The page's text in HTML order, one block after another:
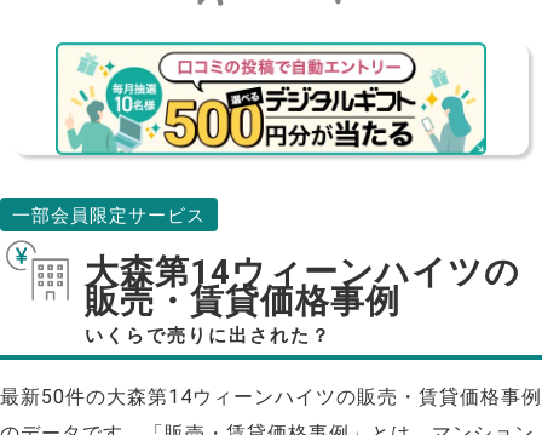
一部会員限定サービス
大森第14ウィーンハイツの
販売・賃貸価格事例
いくらで売りに出された？
最新50件の大森第14ウィーンハイツの販売・賃貸価格事例